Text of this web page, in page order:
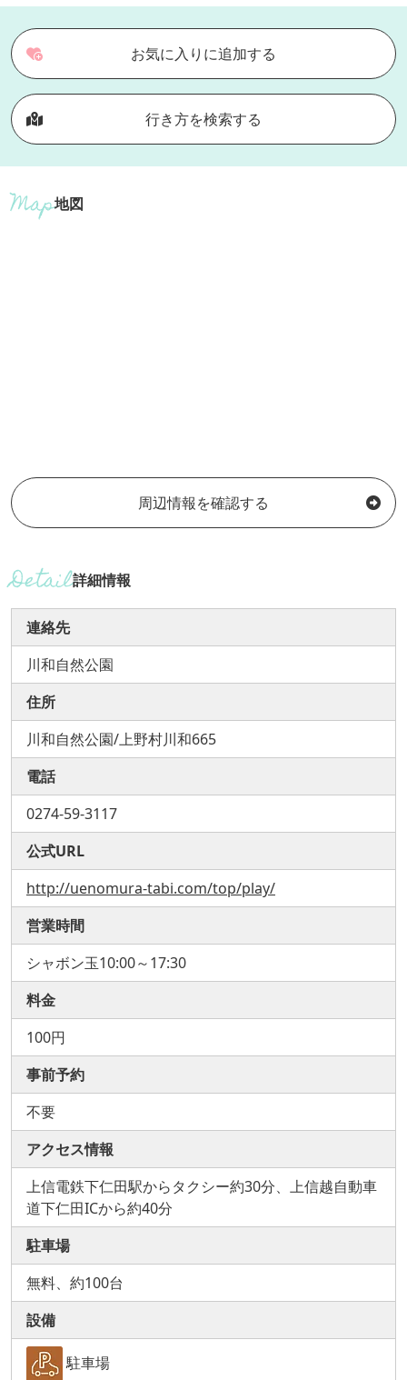
お気に入りに追加する
行き方を検索する
地図
周辺情報を確認する
詳細情報
連絡先
川和自然公園
住所
川和自然公園/上野村川和665
電話
0274-59-3117
公式URL
http://uenomura-tabi.com/top/play/
営業時間
シャボン玉10:00～17:30
料金
100円
事前予約
不要
アクセス情報
上信電鉄下仁田駅からタクシー約30分、上信越自動車
道下仁田ICから約40分
駐車場
無料、約100台
設備
駐車場